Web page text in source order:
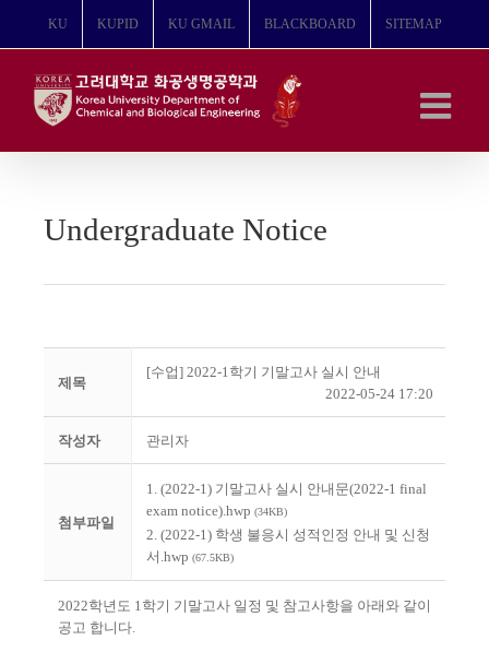
뛰
KU KUPID KU GMAIL BLACKBOARD SITEMAP
Undergraduate Notice
제목
[수업] 2022-1학기 기말고사 실시 안내
2022-05-24 17:20
작성자 관리자
첨부파일
1. (2022-1) 기말고사 실시 안내문(2022-1 final
exam notice).hwp (34KB)
2. (2022-1) 학생 불응시 성적인정 안내 및 신청
서.hwp (67.5KB)
2022학년도 1학기 기말고사 일정 및 참고사항을 아래와 같이
공고 합니다.